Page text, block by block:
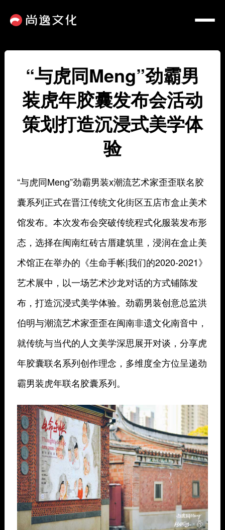
“与虎同Meng”劲霸男
装虎年胶囊发布会活动
策划打造沉浸式美学体
验
“与虎同Meng”劲霸男装x潮流艺术家歪歪联名胶
囊系列正式在晋江传统文化街区五店市盒止美术
馆发布。本次发布会突破传统程式化服装发布形
态，选择在闽南红砖古厝建筑里，浸润在盒止美
术馆正在举办的《生命手帐|我们的2020-2021》
艺术展中，以一场艺术沙龙对话的方式铺陈发
布，打造沉浸式美学体验。劲霸男装创意总监洪
伯明与潮流艺术家歪歪在闽南非遗文化南音中，
就传统与当代的人文美学深思展开对谈，分享虎
年胶囊联名系列创作理念，多维度全方位呈递劲
霸男装虎年联名胶囊系列。